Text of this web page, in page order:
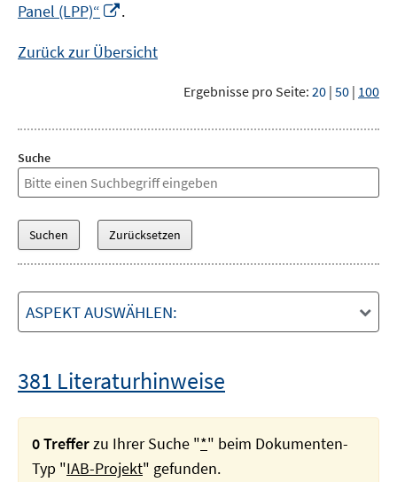
Panel (LPP)“
Fenster
.
Zurück zur Übersicht
Ergebnisse pro Seite: 20 | 50 | 100
Suche
ASPEKT AUSWÄHLEN:
381 Literaturhinweise
0 Trefferzu Ihrer Suche "*" beim Dokumenten-
Typ "IAB-Projekt" gefunden.